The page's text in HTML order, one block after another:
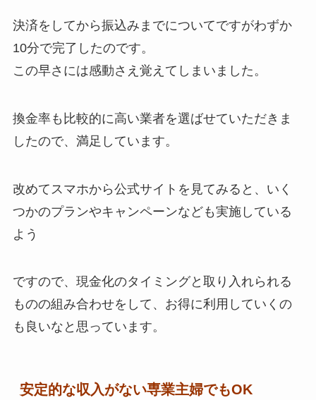
決済をしてから振込みまでについてですがわずか
10分で完了したのです。
この早さには感動さえ覚えてしまいました。
換金率も比較的に高い業者を選ばせていただきま
したので、満足しています。
改めてスマホから公式サイトを見てみると、いく
つかのプランやキャンペーンなども実施している
よう
ですので、現金化のタイミングと取り入れられる
ものの組み合わせをして、お得に利用していくの
も良いなと思っています。
安定的な収入がない専業主婦でもOK